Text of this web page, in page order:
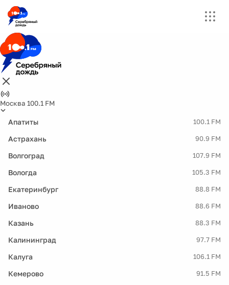
Москва 100.1 FM
Апатиты 100.1 FM
Астрахань 90.9 FM
Волгоград 107.9 FM
Вологда 105.3 FM
Екатеринбург 88.8 FM
Иваново 88.6 FM
Казань 88.3 FM
Калининград 97.7 FM
Калуга 106.1 FM
Кемерово 91.5 FM